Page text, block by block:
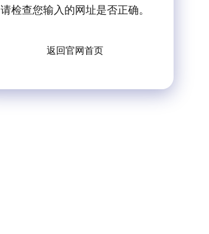
请检查您输入的网址是否正确。
返回官网首页